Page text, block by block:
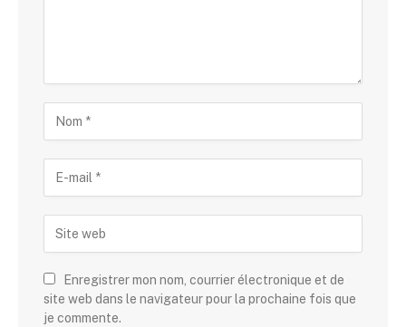
Enregistrer mon nom, courrier électronique et de
site web dans le navigateur pour la prochaine fois que
je commente.